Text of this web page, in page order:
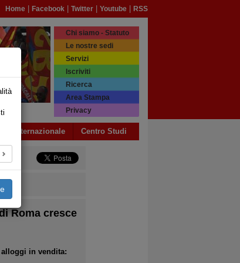
Home Facebook Twitter Youtube RSS
Chi siamo - Statuto
Le nostre sedi
Servizi
Iscriviti
Ricerca
Area Stampa
Privacy
Internazionale Centro Studi
Roma cresce
in vendita: